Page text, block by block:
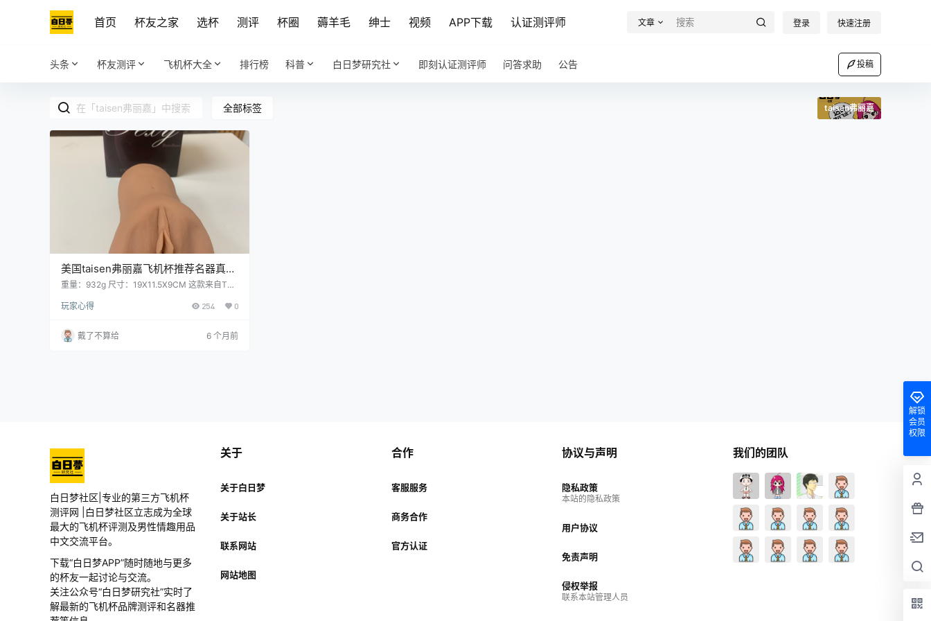
首页 杯友之家 选杯 测评 杯圈 薅羊毛 绅士 视频 APP下载 认证测评师 文章 登录 快速注册
头条 杯友测评 飞机杯大全 排行榜 科普 白日梦研究社 即刻认证测评师 问答求助 公告 投稿
全部标签 taisen弗丽嘉
美国taisen弗丽嘉飞机杯推荐名器真人
倒模飞机杯图文测评
重量：932g 尺寸：19X11.5X9CM 这款来自TAI
一次打开的时候，仿佛头顶有一束光，一位绝美
SEN一如既往的逼真技术，这看起来就不是一款
简简单单的飞机杯，而是一款艺术品啊，一座通
玩家心得 254 0
戴了不算给 6 个月前
解锁
会员
权限
白日梦社区|专业的第三方飞机杯
测评网 |白日梦社区立志成为全球
最大的飞机杯评测及男性情趣用品
中文交流平台。
下载“白日梦APP”随时随地与更多
的杯友一起讨论与交流。
关注公众号“白日梦研究社”实时了
解最新的飞机杯品牌测评和名器推
关于
关于白日梦
关于站长
联系网站
网站地图
合作
客服服务
商务合作
官方认证
协议与声明
隐私政策
本站的隐私政策
用户协议
免责声明
侵权举报
联系本站管理人员
我们的团队